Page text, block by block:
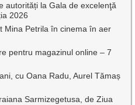
autorități la Gala de excelenţă
2026
Mina Petrila în cinema în aer
pentru magazinul online – 7
cu Oana Radu, Aurel Tămaș
Sarmizegetusa, de Ziua